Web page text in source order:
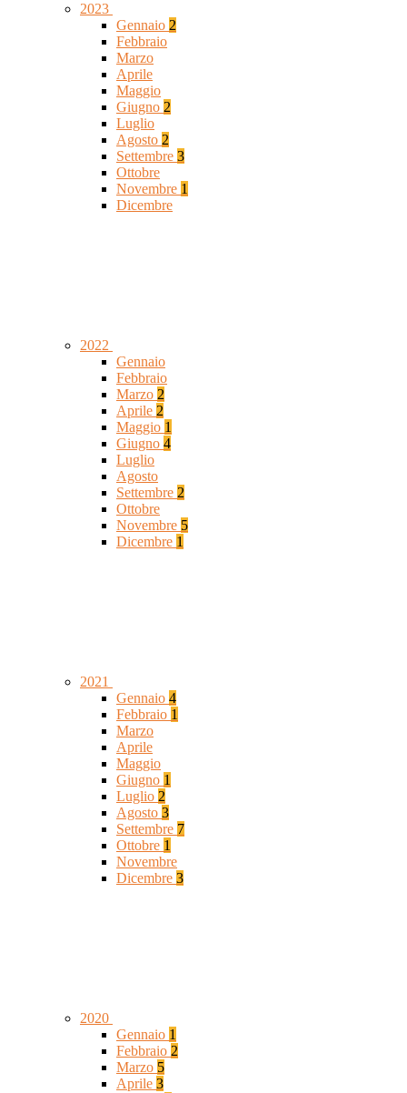
2023
Gennaio 2
Febbraio
Marzo
Aprile
Maggio
Giugno 2
Luglio
Agosto 2
Settembre 3
Ottobre
Novembre 1
Dicembre
2022
Gennaio
Febbraio
Marzo 2
Aprile 2
Maggio 1
Giugno 4
Luglio
Agosto
Settembre 2
Ottobre
Novembre 5
Dicembre 1
2021
Gennaio 4
Febbraio 1
Marzo
Aprile
Maggio
Giugno 1
Luglio 2
Agosto 3
Settembre 7
Ottobre 1
Novembre
Dicembre 3
2020
Gennaio 1
Febbraio 2
Marzo 5
Aprile 3